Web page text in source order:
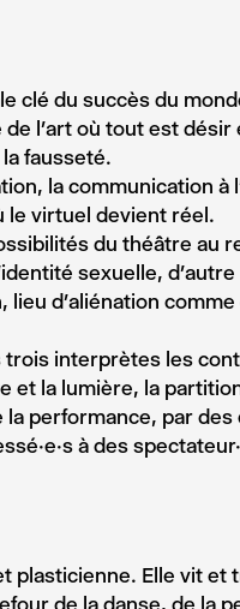
clé du succès du
de l’art où tout est
fausseté.
la communication à
le virtuel devient réel.
du théâtre au
sexuelle,
d’aliénation
interprètes les
et la lumière, la
la performance, par
à des
plasticienne. Elle vit et
de la danse, de la